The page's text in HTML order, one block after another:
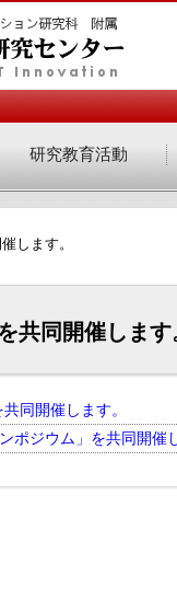
研究教育活動
します。
共同開催します
同開催します。
ポジウム」を共同開催